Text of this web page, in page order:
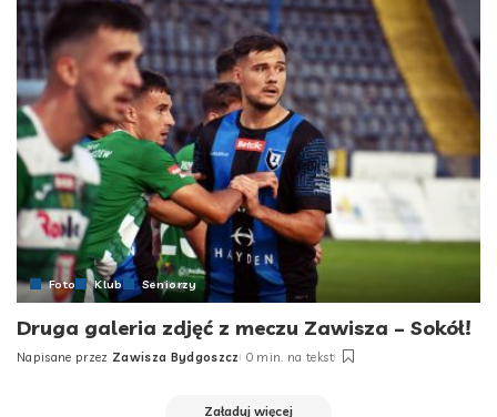
Foto Klub Seniorzy
Druga galeria zdjęć z meczu Zawisza – Sokół!
Posted
Napisane przez Zawisza Bydgoszcz 0 min. na tekst
Załaduj więcej